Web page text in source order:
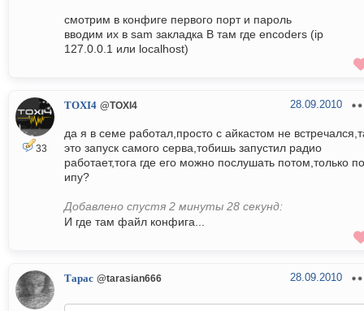
смотрим в конфиге первого порт и пароль
вводим их в sam закладка B там где encoders (ip
127.0.0.1 или localhost)
33
TOXI4 @TOXI4 28.09.2010
да я в семе работал,просто с айкастом не
это запуск самого серва,тобишь запустил радио
работает,тога где его можно послушать потом,только по
ипу?
Добавлено спустя 2 минуты 28 секунд:
И где там файл конфига...
Тарас @tarasian666 28.09.2010